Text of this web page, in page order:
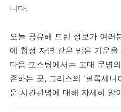
니다.
오늘 공유해 드린 정보가 여러
에 청정 자연 같은 맑은 기운
다음 포스팅에서는 고대 문명
존하는 곳, 그리스의 '필록세니
운 시간관념에 대해 자세히 알